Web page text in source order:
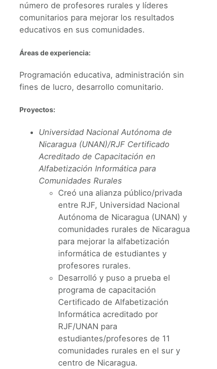
número de profesores rurales y líderes
comunitarios para mejorar los resultados
educativos en sus comunidades.
Áreas de experiencia:
Programación educativa, administración sin
fines de lucro, desarrollo comunitario.
Proyectos:
Universidad Nacional Autónoma de
Nicaragua (UNAN)/RJF Certificado
Acreditado de Capacitación en
Alfabetización Informática para
Comunidades Rurales
Creó una alianza público/privada
entre RJF, Universidad Nacional
Autónoma de Nicaragua (UNAN) y
comunidades rurales de Nicaragua
para mejorar la alfabetización
informática de estudiantes y
profesores rurales.
Desarrolló y puso a prueba el
programa de capacitación
Certificado de Alfabetización
Informática acreditado por
RJF/UNAN para
estudiantes/profesores de 11
comunidades rurales en el sur y
centro de Nicaragua.